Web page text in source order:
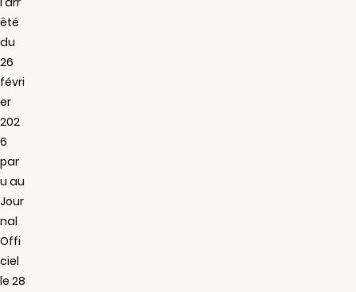
êté
du
26
févri
er
202
6
par
u au
Jour
nal
Offi
ciel
le 28